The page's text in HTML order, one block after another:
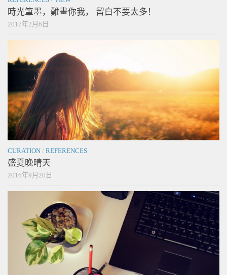
時光筆墨，難畫你我， 留白不要太多！
2017年2月6日
CURATION / REFERENCES
盛夏晚晴天
2016年9月20日